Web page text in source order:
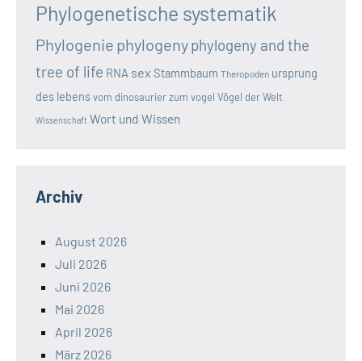
Phylogenetische systematik
Phylogenie phylogenyphylogeny and the
tree of life RNA sex Stammbaum Theropoden ursprung
des lebensvom dinosaurier zum vogel Vögel der Welt
Wissenschaft Wort und Wissen
Archiv
August 2026
Juli 2026
Juni 2026
Mai 2026
April 2026
März 2026